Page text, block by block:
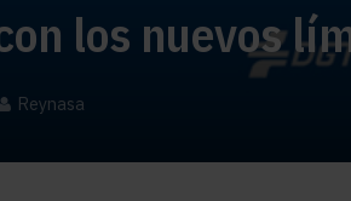
los nuevos
Reynasa